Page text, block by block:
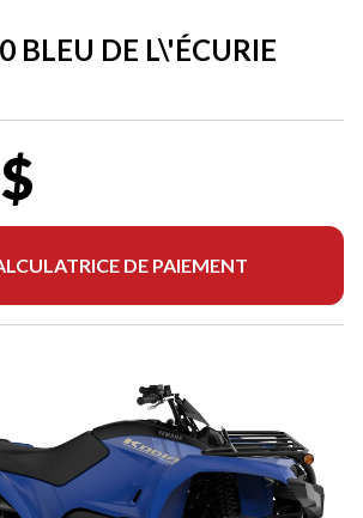
BLEU DE L\'ÉCURIE
DE PAIEMENT